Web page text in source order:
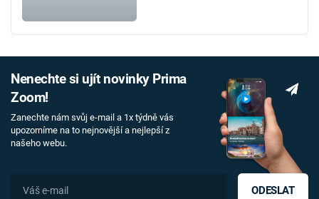
Nenechte si ujít novinky Prima
Zoom!
Zanechte nám svůj e-mail a 1x týdně vás
upozorníme na to nejnovější a nejlepší z
našeho webu.
ODESLAT